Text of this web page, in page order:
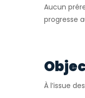
Aucun
progresse
À l’issue